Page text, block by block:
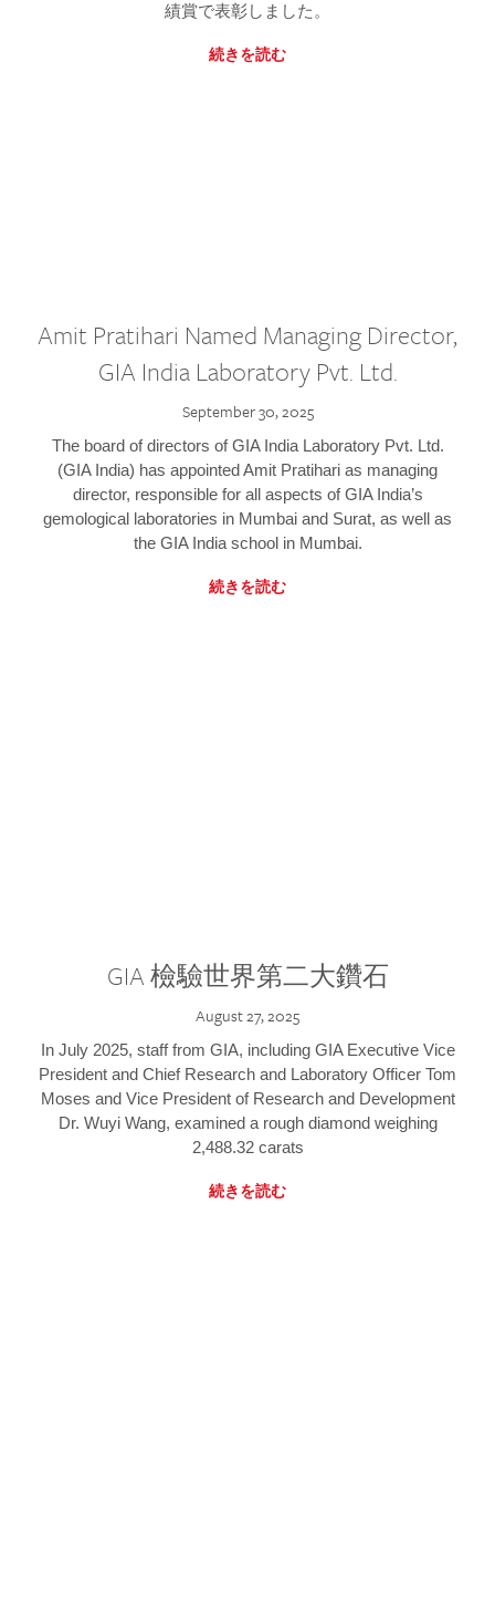
績賞で表彰しました。
続きを読む
Amit Pratihari Named Managing Director,
GIA India Laboratory Pvt. Ltd.
September 30, 2025
The board of directors of GIA India Laboratory Pvt. Ltd.
(GIA India) has appointed Amit Pratihari as managing
director, responsible for all aspects of GIA India’s
gemological laboratories in Mumbai and Surat, as well as
the GIA India school in Mumbai.
続きを読む
GIA 檢驗世界第二大鑽石
August 27, 2025
In July 2025, staff from GIA, including GIA Executive Vice
President and Chief Research and Laboratory Officer Tom
Moses and Vice President of Research and Development
Dr. Wuyi Wang, examined a rough diamond weighing
2,488.32 carats
続きを読む